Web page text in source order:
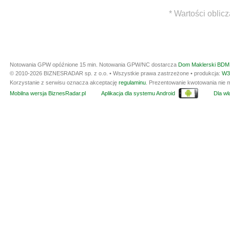
* Wartości
Notowania GPW opóźnione 15 min. Notowania GPW/NC dostarcza Dom Maklerski
© 2010-2026 BIZNESRADAR sp. z o.o. • Wszystkie prawa zastrzeżone • produkcja:
Korzystanie z serwisu oznacza akceptację regulaminu . Prezentowanie kwotowania
Mobilna wersja BiznesRadar.pl
Aplikacja dla systemu Android Dla